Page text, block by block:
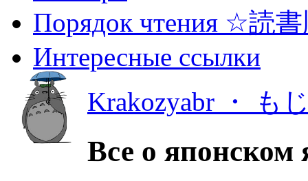
Порядок чтения ☆読
Интересные ссылки
Krakozyabr ・ も
Все о японском